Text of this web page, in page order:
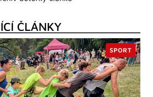
ČLÁNKY
SPORT